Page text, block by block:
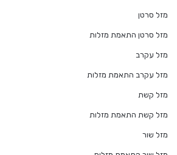
מזל סרטן
מזל סרטן התאמת מזלות
מזל עקרב
מזל עקרב התאמת מזלות
מזל קשת
מזל קשת התאמת מזלות
מזל שור